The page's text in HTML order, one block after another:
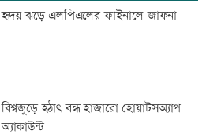
হৃদয় ঝড়ে এলপিএলের ফাইনালে জাফনা
বিশ্বজুড়ে হঠাৎ বন্ধ হাজারো হোয়াটসঅ্যাপ
অ্যাকাউন্ট